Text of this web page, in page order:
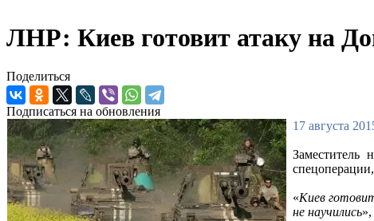
ЛНР: Киев готовит атаку на
Поделиться
Подписаться на обновления
17 августа
«Киев
не научились